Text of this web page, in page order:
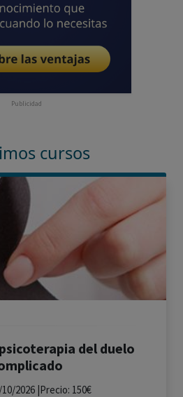
Publicidad
cursos
del duelo
2026 |Precio: 150€